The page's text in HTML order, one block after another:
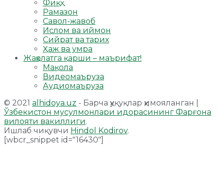
Фиқҳ
Рамазон
Савол-жавоб
Ислом ва иймон
Сийрат ва тарих
Ҳаж ва умра
Жаҳолатга қарши – маърифат!
Мақола
Видеомаъруза
Аудиомаъруза
© 2021 alhidoya.uz - Барча ҳуқуқлар ҳимояланган |
Ўзбекистон мусулмонлари идорасининг Фарғона
вилояти вакиллиги.
Ишлаб чиқувчи Hindol Kodirov.
[wbcr_snippet id="16430"]